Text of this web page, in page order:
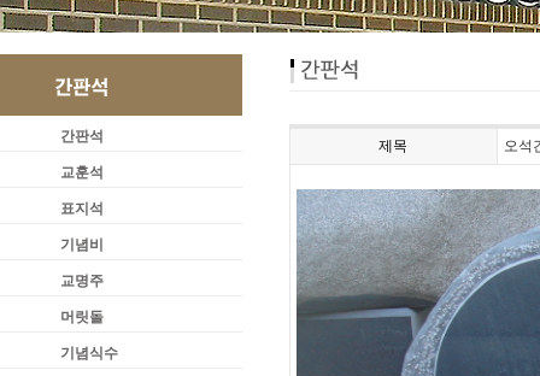
간판석
교훈석
표지석
기념비
교명주
머릿돌
기념식수
제목 오석